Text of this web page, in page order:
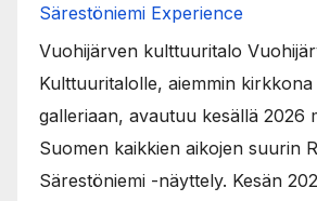
Särestöniemi Experience
Vuohijärven kulttuuritalo
Kulttuuritalolle, aiemmin
galleriaan, avautuu kesällä 2026
Suomen kaikkien aikojen suurin
Särestöniemi -näyttely. Kesän